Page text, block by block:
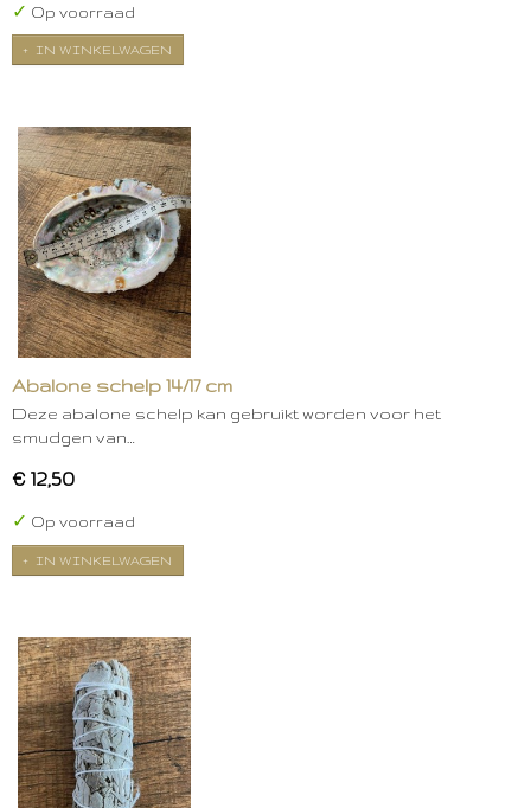
✓ Op voorraad
IN WINKELWAGEN
Abalone schelp 14/17 cm
Deze abalone schelp kan gebruikt worden voor het
smudgen van…
€ 12,50
✓ Op voorraad
IN WINKELWAGEN